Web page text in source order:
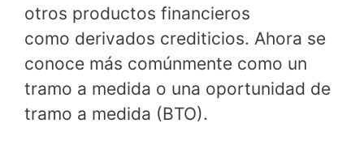
otros productos financieros
como derivados crediticios. Ahora se
conoce más comúnmente como un
tramo a medida o una oportunidad de
tramo a medida (BTO).